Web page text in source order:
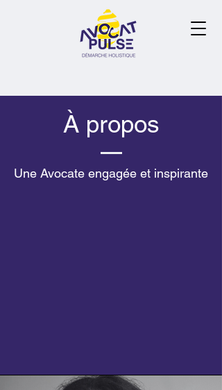
À propos
Une Avocate engagée et inspirante